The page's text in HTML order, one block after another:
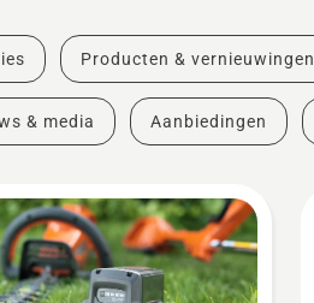
Producten & vernieuwingen
& media Aanbiedingen